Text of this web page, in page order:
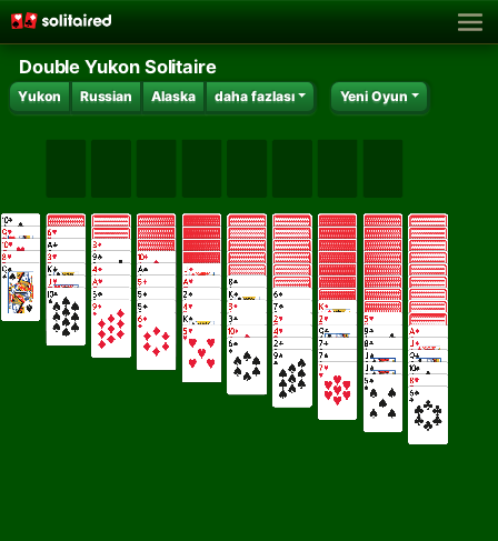
Double Yukon Solitaire
Yukon Russian Alaska daha fazlası Yeni Oyun